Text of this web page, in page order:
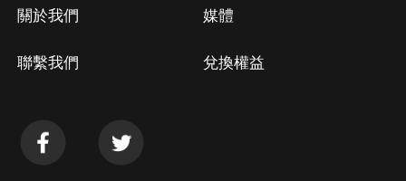
關於我們
聯繫我們
媒體
兌換權益